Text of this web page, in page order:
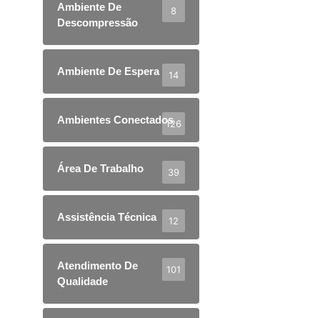
Ambiente De
Descompressão
8
Ambiente De Espera 14
Ambientes Conectados126
Área De Trabalho 39
Assistência Técnica 12
Atendimento De
Qualidade
101